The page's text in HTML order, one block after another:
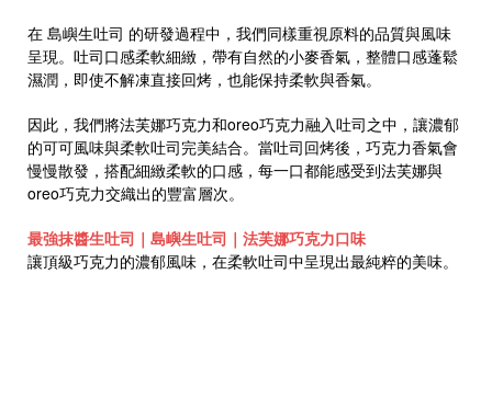
在 島嶼生吐司 的研發過程中，我們同樣重視原料的品質與風味
呈現。吐司口感柔軟細緻，帶有自然的小麥香氣，整體口感蓬鬆
濕潤，即使不解凍直接回烤，也能保持柔軟與香氣。
因此，我們將法芙娜巧克力和oreo巧克力融入吐司之中，讓濃郁
的可可風味與柔軟吐司完美結合。當吐司回烤後，巧克力香氣會
慢慢散發，搭配細緻柔軟的口感，每一口都能感受到法芙娜與
oreo巧克力交織出的豐富層次。
最強抹醬生吐司 ｜ 島嶼生吐司｜法芙娜巧克力口味
讓頂級巧克力的濃郁風味，在柔軟吐司中呈現出最純粹的美味。